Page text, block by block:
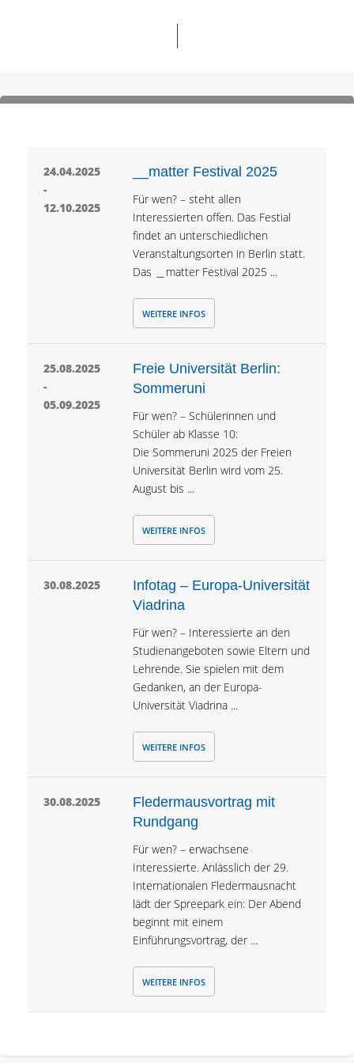
24.04.2025
-
12.10.2025
__matter Festival 2025
Für wen? – steht allen
Interessierten offen. Das Festial
findet an unterschiedlichen
Veranstaltungsorten in Berlin statt.
Das ＿matter Festival 2025 ...
WEITERE INFOS
25.08.2025
-
05.09.2025
Freie Universität Berlin:
Sommeruni
Für wen? – Schülerinnen und
Schüler ab Klasse 10:
Die Sommeruni 2025 der Freien
Universität Berlin wird vom 25.
August bis ...
WEITERE INFOS
30.08.2025
Infotag – Europa-Universität
Viadrina
Für wen? – Interessierte an den
Studienangeboten sowie Eltern und
Lehrende. Sie spielen mit dem
Gedanken, an der Europa-
Universität Viadrina ...
WEITERE INFOS
30.08.2025
Fledermausvortrag mit
Rundgang
Für wen? – erwachsene
Interessierte. Anlässlich der 29.
Internationalen Fledermausnacht
lädt der Spreepark ein: Der Abend
beginnt mit einem
Einführungsvortrag, der ...
WEITERE INFOS